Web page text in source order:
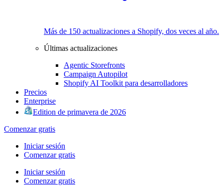
Más de 150 actualizaciones a Shopify, dos veces al año.
Últimas actualizaciones
Agentic Storefronts
Campaign Autopilot
Shopify AI Toolkit para desarrolladores
Precios
Enterprise
Edition de primavera de 2026
Comenzar gratis
Iniciar sesión
Comenzar gratis
Iniciar sesión
Comenzar gratis